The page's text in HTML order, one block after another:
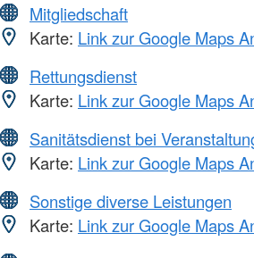
Mitgliedschaft
Karte: Link zur Google Maps
Rettungsdienst
Karte: Link zur Google Maps
Sanitätsdienst bei
Karte: Link zur Google Maps
Sonstige diverse Leistungen
Karte: Link zur Google Maps